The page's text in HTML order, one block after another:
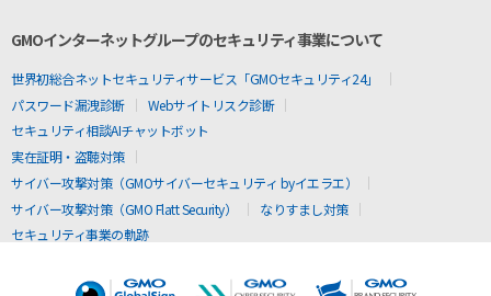
GMOインターネットグループのセキュリティ事業について
世界初総合ネットセキュリティサービス「GMOセキュリティ24」
パスワード漏洩診断
Webサイトリスク診断
セキュリティ相談AIチャットボット
実在証明・盗聴対策
サイバー攻撃対策（GMOサイバーセキュリティ byイエラエ）
サイバー攻撃対策（GMO Flatt Security）
なりすまし対策
セキュリティ事業の軌跡